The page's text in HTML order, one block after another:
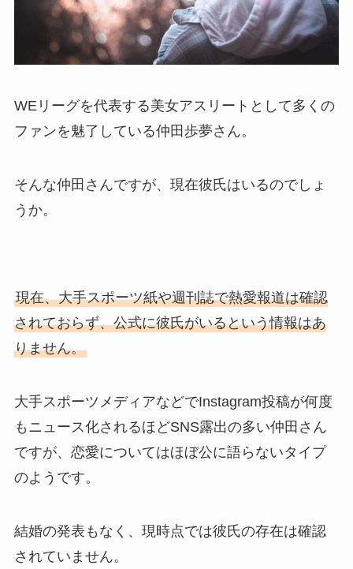
WEリーグを代表する美女アスリートとして多くの
ファンを魅了している仲田歩夢さん。
そんな仲田さんですが、現在彼氏はいるのでしょ
うか。
現在、大手スポーツ紙や週刊誌で熱愛報道は確認
されておらず、公式に彼氏がいるという情報はあ
りません。
大手スポーツメディアなどでInstagram投稿が何度
もニュース化されるほどSNS露出の多い仲田さん
ですが、恋愛についてはほぼ公に語らないタイプ
のようです。
結婚の発表もなく、現時点では彼氏の存在は確認
されていません。